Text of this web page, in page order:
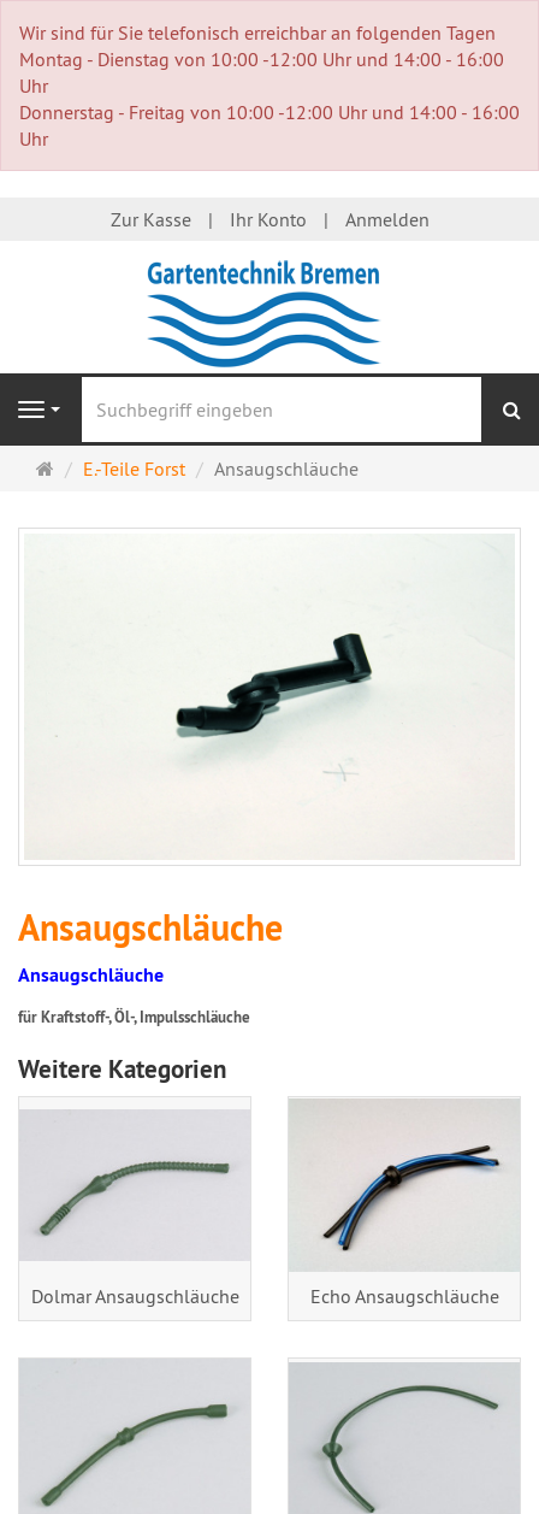
Wir sind für Sie telefonisch erreichbar an folgenden Tagen
Montag - Dienstag von 10:00 -12:00 Uhr und 14:00 - 16:00
Uhr
Donnerstag - Freitag von 10:00 -12:00 Uhr und 14:00 - 16:00
Uhr
Zur Kasse Ihr Konto Anmelden
Navigation
Startseite
E.-Teile Forst Ansaugschläuche
Ansaugschläuche
Ansaugschläuche
für Kraftstoff-, Öl-, Impulsschläuche
Weitere Kategorien
Dolmar Ansaugschläuche Echo Ansaugschläuche